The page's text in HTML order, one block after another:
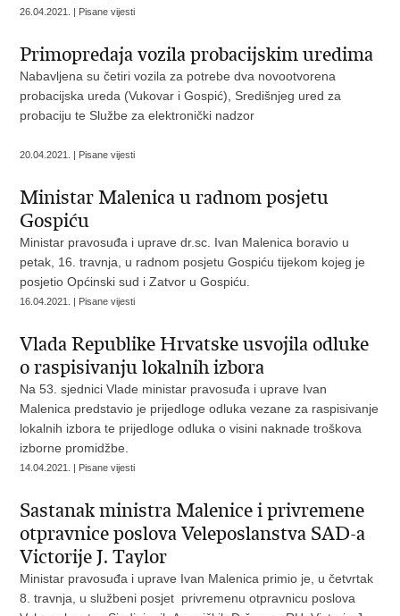
26.04.2021. | Pisane vijesti
Primopredaja vozila probacijskim uredima
Nabavljena su četiri vozila za potrebe dva novootvorena
probacijska ureda (Vukovar i Gospić), Središnjeg ured za
probaciju te Službe za elektronički nadzor
20.04.2021. | Pisane vijesti
Ministar Malenica u radnom posjetu
Gospiću
Ministar pravosuđa i uprave dr.sc. Ivan Malenica boravio u
petak, 16. travnja, u radnom posjetu Gospiću tijekom kojeg je
posjetio Općinski sud i Zatvor u Gospiću.
16.04.2021. | Pisane vijesti
Vlada Republike Hrvatske usvojila odluke
o raspisivanju lokalnih izbora
Na 53. sjednici Vlade ministar pravosuđa i uprave Ivan
Malenica predstavio je prijedloge odluka vezane za raspisivanje
lokalnih izbora te prijedloge odluka o visini naknade troškova
izborne promidžbe.
14.04.2021. | Pisane vijesti
Sastanak ministra Malenice i privremene
otpravnice poslova Veleposlanstva SAD-a
Victorije J. Taylor
Ministar pravosuđa i uprave Ivan Malenica primio je, u četvrtak
8. travnja, u službeni posjet privremenu otpravnicu poslova